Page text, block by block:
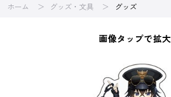
ホーム グッズ・文具 グッズ
画像タップで拡大